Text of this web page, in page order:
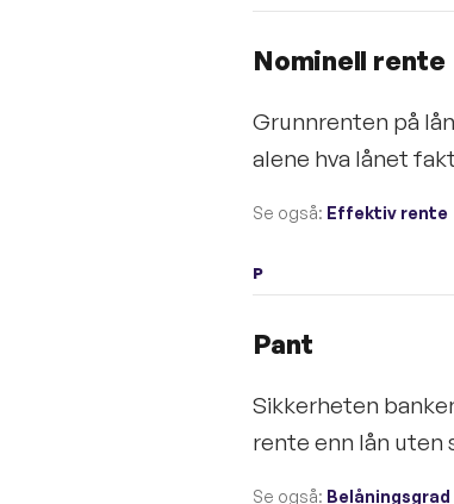
Nominell rente
Grunnrenten på
alene hva lånet
Se også: Effektiv rente
P
Pant
Sikkerheten
rente enn lån uten
Se også: Belåningsgrad